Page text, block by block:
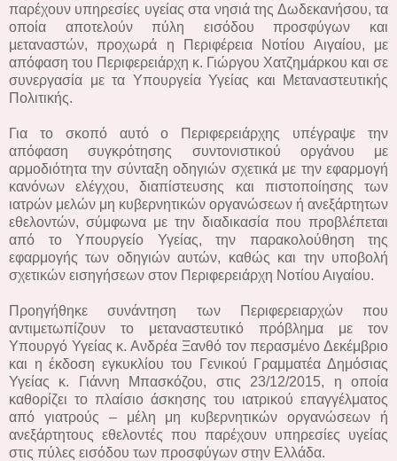
παρέχουν υπηρεσίες υγείας στα νησιά της Δωδεκανήσου, τα
οποία αποτελούν πύλη εισόδου προσφύγων και
μεταναστών, προχωρά η Περιφέρεια Νοτίου Αιγαίου, με
απόφαση του Περιφερειάρχη κ. Γιώργου Χατζημάρκου και σε
συνεργασία με τα Υπουργεία Υγείας και Μεταναστευτικής
Πολιτικής.
Για το σκοπό αυτό ο Περιφερειάρχης υπέγραψε την
απόφαση συγκρότησης συντονιστικού οργάνου με
αρμοδιότητα την σύνταξη οδηγιών σχετικά με την εφαρμογή
κανόνων ελέγχου, διαπίστευσης και πιστοποίησης των
ιατρών μελών μη κυβερνητικών οργανώσεων ή ανεξάρτητων
εθελοντών, σύμφωνα με την διαδικασία που προβλέπεται
από το Υπουργείο Υγείας, την παρακολούθηση της
εφαρμογής των οδηγιών αυτών, καθώς και την υποβολή
σχετικών εισηγήσεων στον Περιφερειάρχη Νοτίου Αιγαίου.
Προηγήθηκε συνάντηση των Περιφερειαρχών που
αντιμετωπίζουν το μεταναστευτικό πρόβλημα με τον
Υπουργό Υγείας κ. Ανδρέα Ξανθό τον περασμένο Δεκέμβριο
και η έκδοση εγκυκλίου του Γενικού Γραμματέα Δημόσιας
Υγείας κ. Γιάννη Μπασκόζου, στις 23/12/2015, η οποία
καθορίζει το πλαίσιο άσκησης του ιατρικού επαγγέλματος
από γιατρούς – μέλη μη κυβερνητικών οργανώσεων ή
ανεξάρτητους εθελοντές που παρέχουν υπηρεσίες υγείας
στις πύλες εισόδου των προσφύγων στην Ελλάδα.